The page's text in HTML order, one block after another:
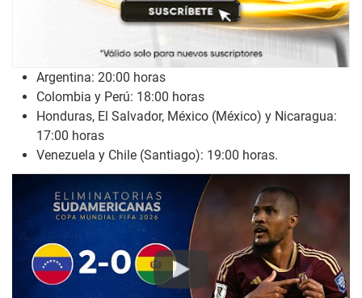
Argentina: 20:00 horas
Colombia y Perú: 18:00 horas
Honduras, El Salvador, México (México) y Nicaragua:
17:00 horas
Venezuela y Chile (Santiago): 19:00 horas.
Play